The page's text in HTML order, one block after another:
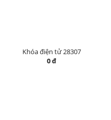
Khóa điện tử 28307
0 đ